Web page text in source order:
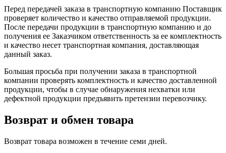
Перед передачей заказа в транспортную компанию Поставщик
проверяет количество и качество отправляемой продукции.
После передачи продукции в транспортную компанию и до
получения ее Заказчиком ответственность за ее комплектность
и качество несет транспортная компания, доставляющая
данный заказ.
Большая просьба при получении заказа в транспортной
компании проверять комплектность и качество доставленной
продукции, чтобы в случае обнаружения нехватки или
дефектной продукции предъявить претензии перевозчику.
Возврат и обмен товара
Возврат товара возможен в течение семи дней.